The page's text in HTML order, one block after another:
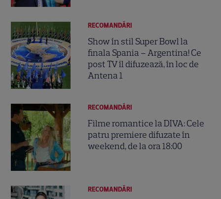
RECOMANDĂRI
Show în stil Super Bowl la
finala Spania – Argentina! Ce
post TV îl difuzează, în loc de
Antena 1
RECOMANDĂRI
Filme romantice la DIVA: Cele
patru premiere difuzate în
weekend, de la ora 18:00
RECOMANDĂRI